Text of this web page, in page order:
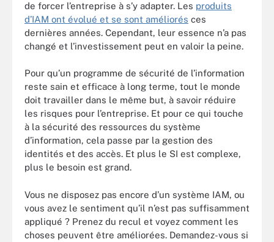
de forcer l’entreprise à s’y adapter. Les produits
d’IAM ont évolué et se sont améliorés ces
dernières années. Cependant, leur essence n’a pas
changé et l’investissement peut en valoir la peine.
Pour qu’un programme de sécurité de l’information
reste sain et efficace à long terme, tout le monde
doit travailler dans le même but, à savoir réduire
les risques pour l’entreprise. Et pour ce qui touche
à la sécurité des ressources du système
d’information, cela passe par la gestion des
identités et des accès. Et plus le SI est complexe,
plus le besoin est grand.
Vous ne disposez pas encore d’un système IAM, ou
vous avez le sentiment qu’il n’est pas suffisamment
appliqué ? Prenez du recul et voyez comment les
choses peuvent être améliorées. Demandez-vous si